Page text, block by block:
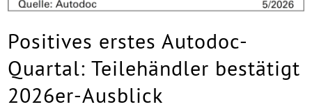
Positives erstes Autodoc-
Quartal: Teilehändler bestätigt
2026er-Ausblick